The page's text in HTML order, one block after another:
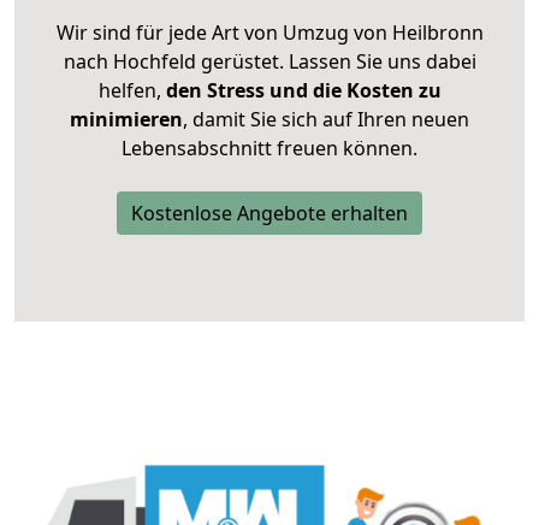
Wir sind für jede Art von Umzug von Heilbronn
nach Hochfeld gerüstet. Lassen Sie uns dabei
helfen, den Stress und die Kosten zu
minimieren, damit Sie sich auf Ihren neuen
Lebensabschnitt freuen können.
Kostenlose Angebote erhalten